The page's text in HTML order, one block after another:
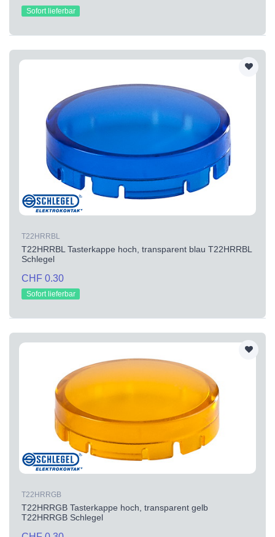
Sofort lieferbar
T22HRRBL
T22HRRBL Tasterkappe hoch, transparent blau T22HRRBL
Schlegel
CHF 0.30
Sofort lieferbar
T22HRRGB
T22HRRGB Tasterkappe hoch, transparent gelb
T22HRRGB Schlegel